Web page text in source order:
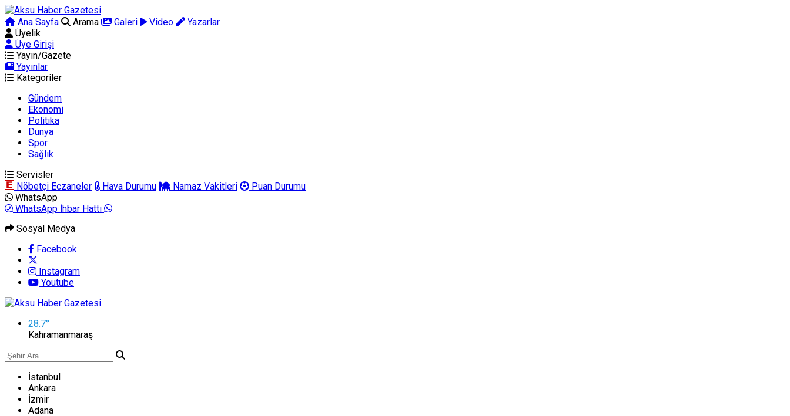
Ana Sayfa Arama Galeri Video
Yazarlar
Üyelik
Üye Girişi
Yayın/Gazete
Yayınlar
Kategoriler
Gündem
Ekonomi
Politika
Dünya
Spor
Sağlık
Servisler
Nöbetçi Eczaneler
Hava Durumu Namaz Vakitleri
Puan Durumu
WhatsApp
WhatsApp İhbar Hattı
Sosyal Medya
Facebook
Instagram
Youtube
28.7°
Kahramanmaraş
İstanbul
Ankara
İzmir
Adana